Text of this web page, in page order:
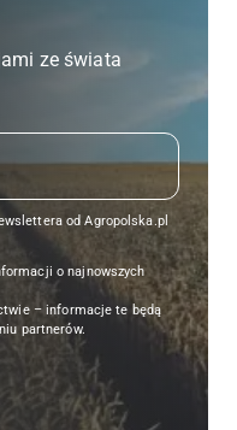
ze świata
od Agropolska.pl
o najnowszych
– informacje te będą
partnerów.